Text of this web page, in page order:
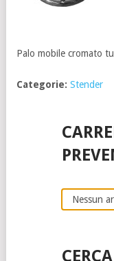
Palo mobile cromato
Categorie: Stender
Nessun
CERCA